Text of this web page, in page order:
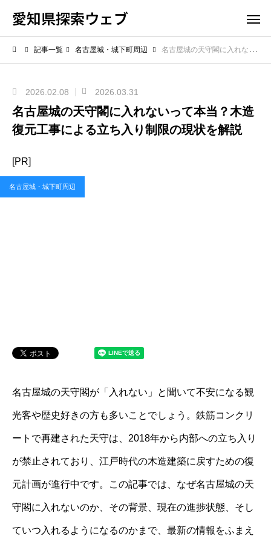
愛知県探索ウェブ
記事一覧 名古屋城・城下町周辺 名古屋城の天守閣に入れないって本当？木造復元工事による立ち入り制限の現状を解説
2026.02.08 2026.03.31
名古屋城の天守閣に入れないって本当？木造
復元工事による立ち入り制限の現状を解説
[PR]
名古屋城・城下町周辺
名古屋城の天守閣が「入れない」と聞いて不安になる観
光客や歴史好きの方も多いことでしょう。鉄筋コンクリ
ートで再建された天守は、2018年から内部への立ち入り
が禁止されており、江戸時代の木造建築に戻すための復
元計画が進行中です。この記事では、なぜ名古屋城の天
守閣に入れないのか、その背景、現在の進捗状態、そし
ていつ入れるようになるのかまで、最新の情報をふまえ